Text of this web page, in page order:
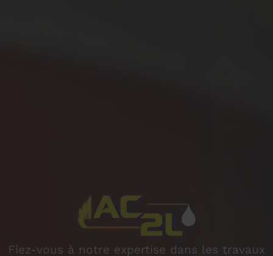
Fiez-vous à notre expertise dans les travaux